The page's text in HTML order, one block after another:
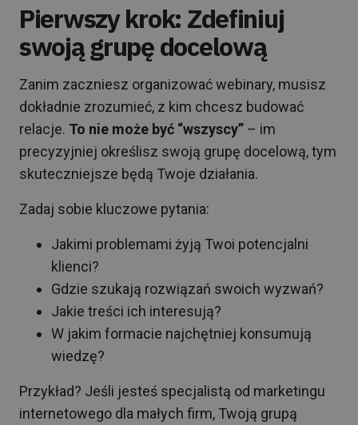
Pierwszy krok: Zdefiniuj
swoją grupę docelową
Zanim zaczniesz organizować webinary, musisz
dokładnie zrozumieć, z kim chcesz budować
relacje. To nie może być “wszyscy” – im
precyzyjniej określisz swoją grupę docelową, tym
skuteczniejsze będą Twoje działania.
Zadaj sobie kluczowe pytania:
Jakimi problemami żyją Twoi potencjalni
klienci?
Gdzie szukają rozwiązań swoich wyzwań?
Jakie treści ich interesują?
W jakim formacie najchętniej konsumują
wiedzę?
Przykład? Jeśli jesteś specjalistą od marketingu
internetowego dla małych firm, Twoją grupą